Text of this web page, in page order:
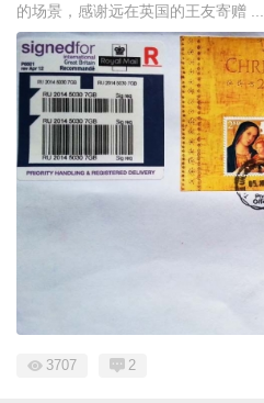
的场景，感谢远在英国的王友寄赠 ...
3707 2